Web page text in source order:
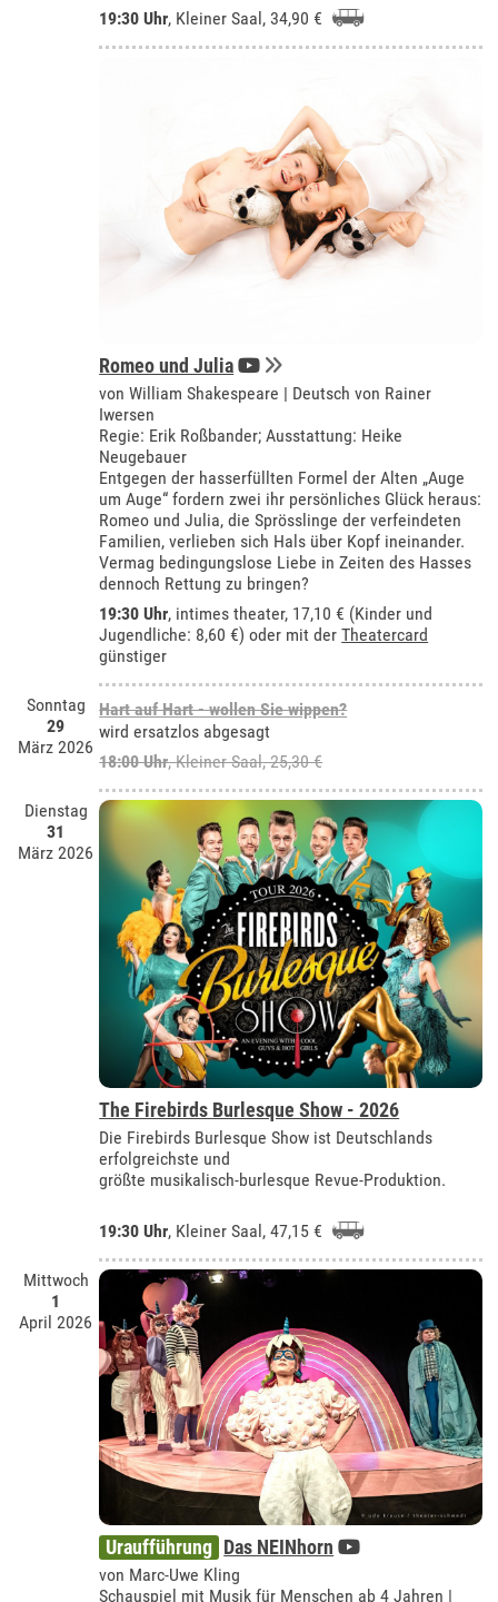
19:30 Uhr, Kleiner Saal, 34,90 €
Romeo und Julia
von William Shakespeare | Deutsch von Rainer
Iwersen
Regie: Erik Roßbander; Ausstattung: Heike
Neugebauer
Entgegen der hasserfüllten Formel der Alten „Auge
um Auge“ fordern zwei ihr persönliches Glück heraus:
Romeo und Julia, die Sprösslinge der verfeindeten
Familien, verlieben sich Hals über Kopf ineinander.
Vermag bedingungslose Liebe in Zeiten des Hasses
dennoch Rettung zu bringen?
19:30 Uhr, intimes theater, 17,10 € (Kinder und
Jugendliche: 8,60 €) oder mit derTheatercard
günstiger
Sonntag
29
März 2026
Hart auf Hart - wollen Sie wippen?
wird ersatzlos abgesagt
18:00 Uhr,Kleiner Saal, 25,30 €
Dienstag
31
März 2026
The Firebirds Burlesque Show - 2026
Die Firebirds Burlesque Show ist Deutschlands
erfolgreichste und
größte musikalisch-burlesque Revue-Produktion.
19:30 Uhr, Kleiner Saal, 47,15 €
Mittwoch
1
April 2026
Uraufführung Das NEINhorn
von Marc-Uwe Kling
Schauspiel mit Musik für Menschen ab 4 Jahren |